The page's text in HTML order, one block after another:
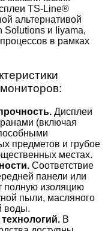
TS-Line®
альтернативой
Solutions и Iiyama,
в рамках
Дисплеи
(включая
предметов и грубое
местах.
Соответствие
панели или
полную изоляцию
пыли, масляного
воды.
В